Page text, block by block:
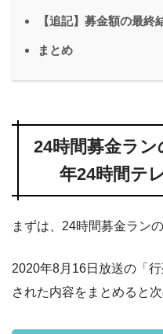
【追記】募金額の最終
まとめ
24時間募金ラ
年24時間テ
まずは、24時間募金ラン
2020年8月16日放送の「
された内容をまとめると